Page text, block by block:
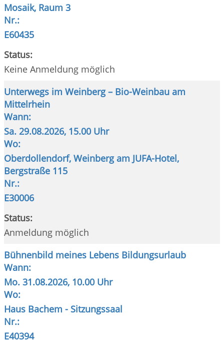
Mosaik, Raum 3
Nr.:
E60435
Status:
Keine Anmeldung möglich
Unterwegs im Weinberg – Bio-Weinbau am
Mittelrhein
Wann:
Sa. 29.08.2026, 15.00 Uhr
Wo:
Oberdollendorf, Weinberg am JUFA-Hotel,
Bergstraße 115
Nr.:
E30006
Status:
Anmeldung möglich
Bühnenbild meines Lebens Bildungsurlaub
Wann:
Mo. 31.08.2026, 10.00 Uhr
Wo:
Haus Bachem - Sitzungssaal
Nr.:
E40394